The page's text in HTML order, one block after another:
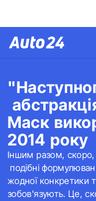
Маск
2014 року
Іншим разом,
подібні
жодної конкретики
зобов'язують. Це,